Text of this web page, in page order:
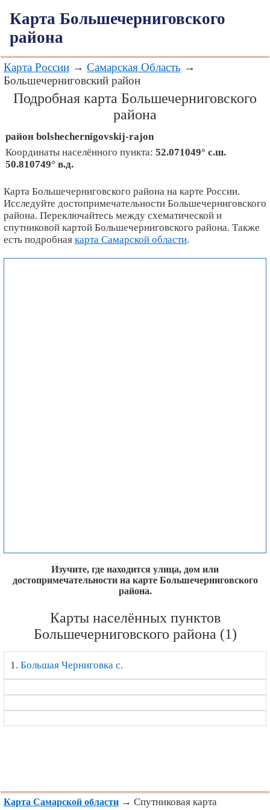
Карта Большечерниговского
района
Карта России → Самарская Область →
Большечерниговский район
Подробная карта Большечерниговского
района
район bolshechernigovskij-rajon
Координаты населённого пункта: 52.071049° с.ш.
50.810749° в.д.
Карта Большечерниговского района на карте России.
Исследуйте достопримечательности Большечерниговского
района. Переключайтесь между схематической и
спутниковой картой Большечерниговского района. Также
есть подробная карта Самарской области.
Изучите, где находится улица, дом или
достопримечательности на карте Большечерниговского
района.
Карты населённых пунктов
Большечерниговского района (1)
1. Большая Черниговка с.
Карта Самарской области → Спутниковая карта